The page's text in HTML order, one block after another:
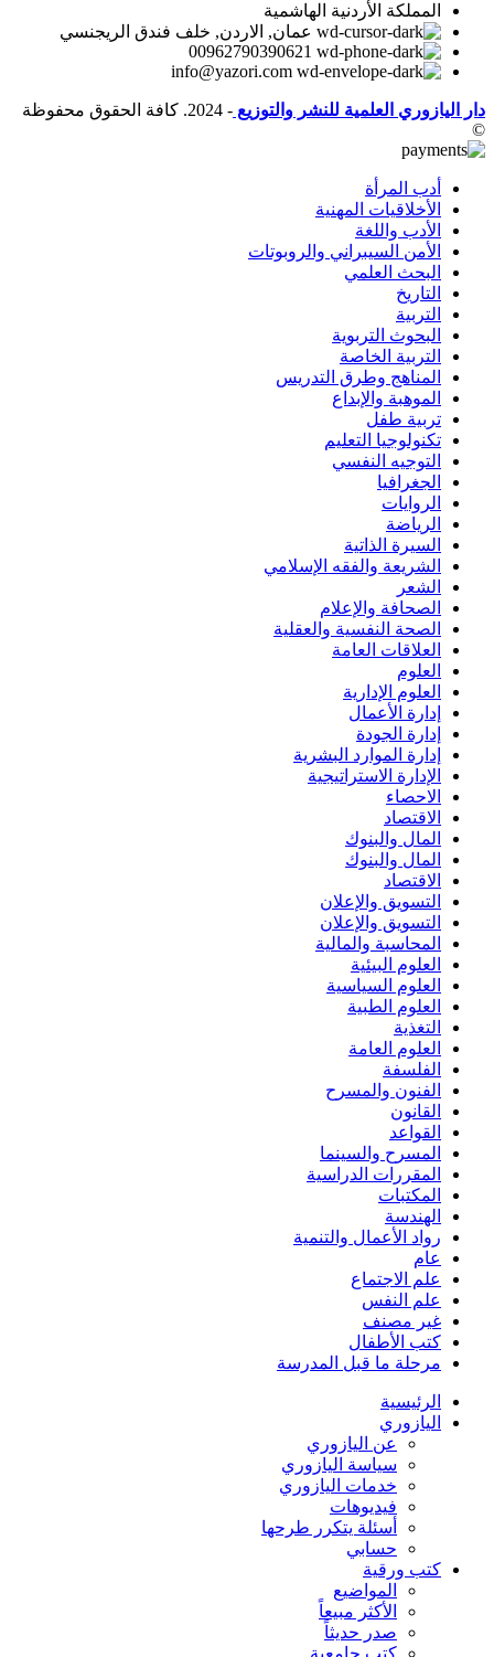
المملكة الأردنية الهاشمية
عمان, الاردن, خلف فندق الريجنسي
00962790390621
info@yazori.com
دار اليازوري العلمية للنشر والتوزيع
- 2024. كافة الحقوق محفوظة
©
أدب المرأة
الأخلاقيات المهنية
الأدب واللغة
الأمن السيبراني والروبوتات
البحث العلمي
التاريخ
التربية
البحوث التربوية
التربية الخاصة
المناهج وطرق التدريس
الموهبة والإبداع
تربية طفل
تكنولوجيا التعليم
التوجيه النفسي
الجغرافيا
الروايات
الرياضة
السيرة الذاتية
الشريعة والفقه الإسلامي
الشعر
الصحافة والإعلام
الصحة النفسية والعقلية
العلاقات العامة
العلوم
العلوم الإدارية
إدارة الأعمال
إدارة الجودة
إدارة الموارد البشرية
الإدارة الاستراتيجية
الاحصاء
الاقتصاد
المال والبنوك
المال والبنوك
الاقتصاد
التسويق والإعلان
التسويق والإعلان
المحاسبة والمالية
العلوم البيئية
العلوم السياسية
العلوم الطبية
التغذية
العلوم العامة
الفلسفة
الفنون والمسرح
القانون
القواعد
المسرح والسينما
المقررات الدراسية
المكتبات
الهندسة
رواد الأعمال والتنمية
عام
علم الاجتماع
علم النفس
غير مصنف
كتب الأطفال
مرحلة ما قبل المدرسة
الرئيسية
اليازوري
عن اليازوري
سياسة اليازوري
خدمات اليازوري
فيديوهات
أسئلة يتكرر طرحها
حسابي
كتب ورقية
المواضيع
الأكثر مبيعاً
صدر حديثاً